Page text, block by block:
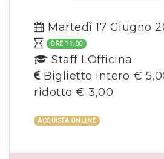
Martedì 17 Giugno
ORE 11.00
Staff LOfficina
Biglietto intero €
ridotto € 3,00
ACQUISTA ONLINE